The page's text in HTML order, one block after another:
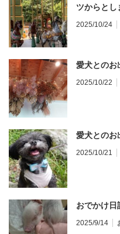
ツからと
2025/10/24
愛犬との
2025/10/22
愛犬との
2025/10/21
おでかけ
2025/9/14